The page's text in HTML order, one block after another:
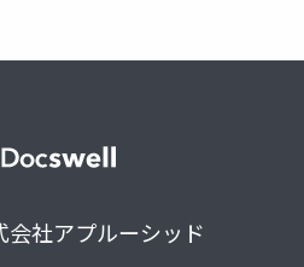
会社アプルーシッド